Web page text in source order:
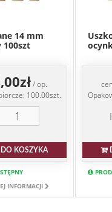
14 mm
100szt
/ op.
100.00szt.
KOSZYKA
INFORMACJI